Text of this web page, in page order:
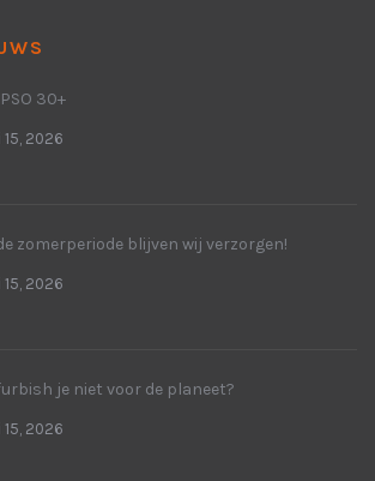
30+
15, 2026
zomerperiode blijven wij verzorgen!
15, 2026
je niet voor de planeet?
15, 2026